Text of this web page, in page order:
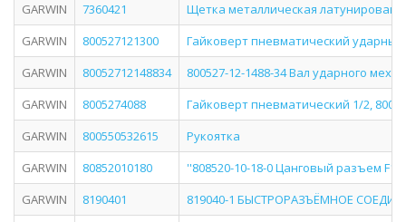
GARWIN
7360421
Щетка металлическая
GARWIN
800527121300
Гайковерт пневматический ударный
GARWIN
80052712148834
800527-12-1488-34 Вал ударного
GARWIN
8005274088
Гайковерт пневматический 1/2,
GARWIN
800550532615
Рукоятка
GARWIN
80852010180
''808520-10-18-0 Цанговый разъем F1/
GARWIN
8190401
819040-1 БЫСТРОРАЗЪЁМНОЕ